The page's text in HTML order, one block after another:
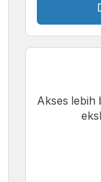
Akses lebih